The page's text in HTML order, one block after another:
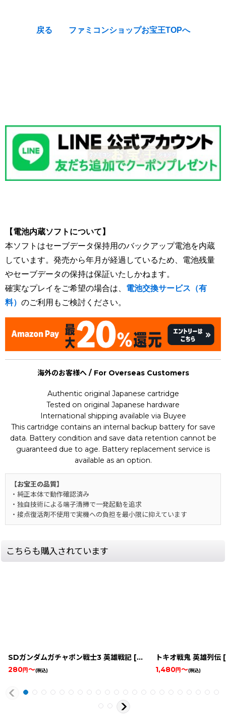
戻る ファミコンショップお宝王TOPへ
【電池内蔵ソフトについて】
本ソフトはセーブデータ保持用のバックアップ電池を内蔵
しています。発売から年月が経過しているため、電池残量
やセーブデータの保持は保証いたしかねます。
確実なプレイをご希望の場合は、 電池交換サービス（有
料） のご利用もご検討ください。
海外のお客様へ / For Overseas Customers
Authentic original Japanese cartridge
Tested on original Japanese hardware
International shipping available via Buyee
This cartridge contains an internal backup battery for save
data. Battery condition and save data retention cannot be
guaranteed due to age. Battery replacement service is
available as an option.
【お宝王の品質】
・純正本体で動作確認済み
・独自技術による端子清掃で一発起動を追求
・接点復活剤不使用で実機への負担を最小限に抑えています
こちらも購入されています
SDガンダムガチャポン戦士3 英雄戦記 [53-sd-gundam-
280円～(税込)
トキオ戦鬼 英雄列伝 [
1,480円～(税込)